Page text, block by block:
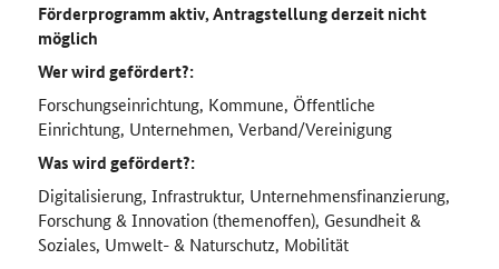
Förderprogramm aktiv, Antragstellung derzeit nicht
möglich
Wer wird gefördert?:
Forschungseinrichtung, Kommune, Öffentliche
Einrichtung, Unternehmen, Verband/Vereinigung
Was wird gefördert?:
Digitalisierung, Infrastruktur, Unternehmensfinanzierung,
Forschung & Innovation (themenoffen), Gesundheit &
Soziales, Umwelt- & Naturschutz, Mobilität